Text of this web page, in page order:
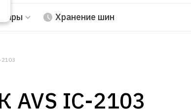
Хранение шин
IC-2103